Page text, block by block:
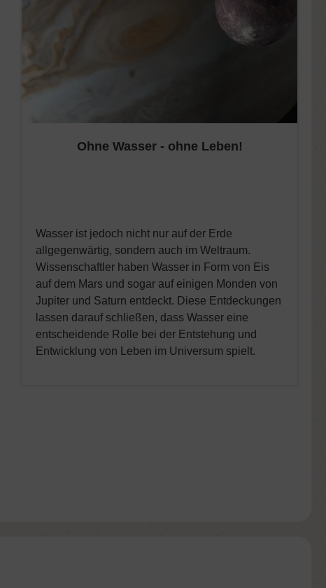
Ohne Wasser - ohne Leben!
Wasser ist jedoch nicht nur auf der Erde
allgegenwärtig, sondern auch im Weltraum.
Wissenschaftler haben Wasser in Form von Eis
auf dem Mars und sogar auf einigen Monden von
Jupiter und Saturn entdeckt. Diese Entdeckungen
lassen darauf schließen, dass Wasser eine
entscheidende Rolle bei der Entstehung und
Entwicklung von Leben im Universum spielt.